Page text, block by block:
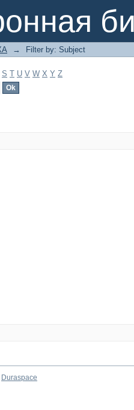
→ Filter by: Subject
S T U V W X Y Z
Duraspace